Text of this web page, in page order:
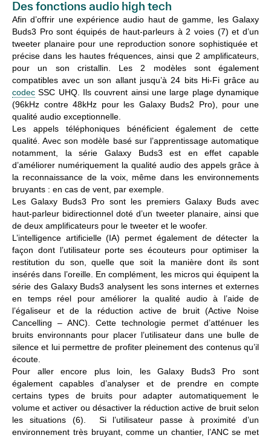
Des fonctions audio high tech
Afin d’offrir une expérience audio haut de gamme, les Galaxy
Buds3 Pro sont équipés de haut-parleurs à 2 voies (7)et d’un
tweeter planairepour une reproduction sonore sophistiquée et
précise dans les hautes fréquences, ainsi que 2 amplificateurs
pour un son cristallin. Les 2 modèles sont également
compatibles avec un son allant jusqu’à 24 bits Hi-Fi grâce au
codec SSC UHQ. Ils couvrent ainsi une large plage dynamique
(96kHz contre 48kHz pour les Galaxy Buds2 Pro), pour une
qualité audio exceptionnelle.
L es appels téléphoniques bénéficient également de cette
qualité. Avec son modèle basé sur l’apprentissage automatique
notamment, la série Galaxy Buds3 est en effet capable
d’améliorer numériquement la qualité audio des appels grâce à
la reconnaissance de la voix, même dans les environnements
bruyants : en cas de vent, par exemple.
Les Galaxy Buds3 Pro sont les premiers Galaxy Buds avec
haut-parleur bidirectionnel doté d’un tweeter planaire, ainsi que
de deux amplificateurs pour le tweeter et le woofer.
L’intelligence artificielle (IA) permet également de détecter la
façon dont l’utilisateur porte ses écouteurs pour optimiser la
restitution du son, quelle que soit la manière dont ils sont
insérés dans l’oreille. En complément, les micros qui équipent la
série des Galaxy Buds3 analysent les sons internes et externes
en temps réel pour améliorer la qualité audio à l’aide de
l’égaliseur et de la réduction active de bruit(Active Noise
Cancelling – ANC). Cette technologie permet d’atténuer les
bruits environnants pour placer l’utilisateur dans une bulle de
silence et lui permettre de profiter pleinement des contenus qu’il
écoute.
Pour aller encore plus loin, les Galaxy Buds3 Pro sont
également capables d’analyser et de prendre en compte
certains types de bruits pour adapter automatiquement le
volume et activer ou désactiver la réduction active de bruit selon
les situations (6). Si l’utilisateur passe à proximité d’un
environnement très bruyant, comme un chantier, l’ANC se met